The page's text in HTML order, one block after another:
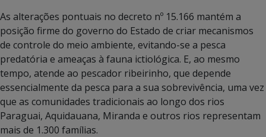
As alterações pontuais no decreto nº 15.166 mantém a
posição firme do governo do Estado de criar mecanismos
de controle do meio ambiente, evitando-se a pesca
predatória e ameaças à fauna ictiológica. E, ao mesmo
tempo, atende ao pescador ribeirinho, que depende
essencialmente da pesca para a sua sobrevivência, uma vez
que as comunidades tradicionais ao longo dos rios
Paraguai, Aquidauana, Miranda e outros rios representam
mais de 1.300 famílias.